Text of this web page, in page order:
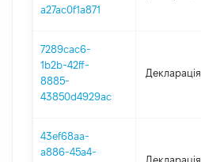
a27ac0f1a871
7289cac6-
1b2b-42ff-
8885-
43850d4929ac
Декларація
43ef68aa-
a886-45a4-
Декларація